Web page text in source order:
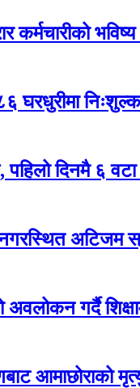
कर्मचारीको
घरधुरीमा
दिनमै ६ वटा
अटिजम
गर्दै
आमाछोराको